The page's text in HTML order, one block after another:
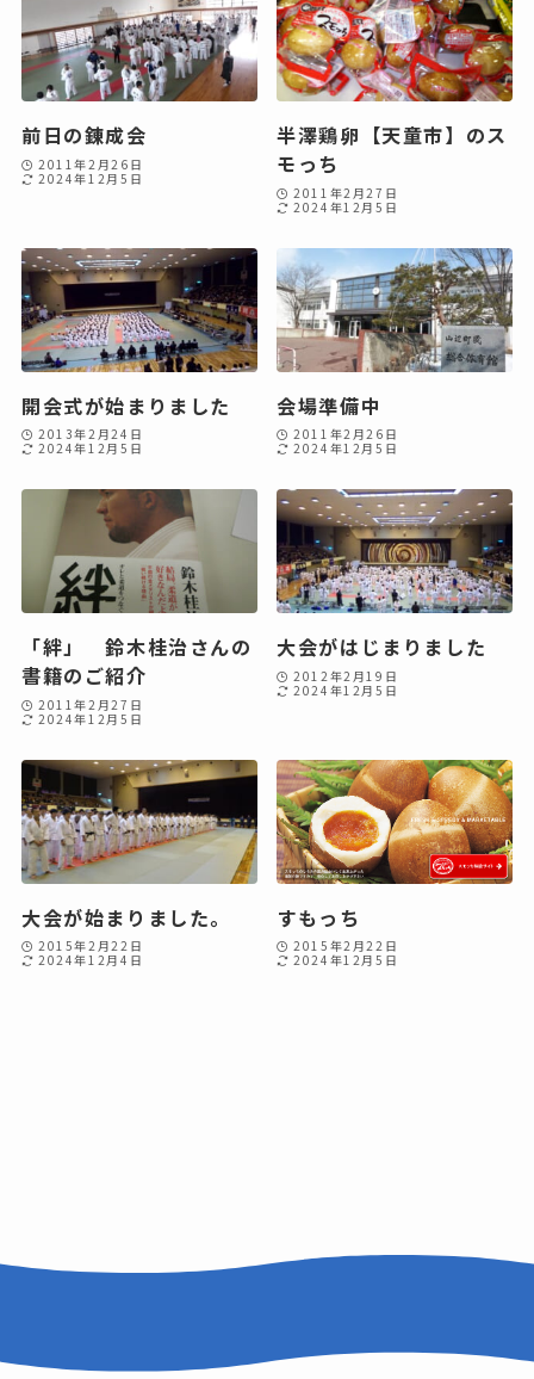
前日の錬成会
2011年2月26日
2024年12月5日
半澤鶏卵【天童市】のス
モっち
2011年2月27日
2024年12月5日
開会式が始まりました
2013年2月24日
2024年12月5日
会場準備中
2011年2月26日
2024年12月5日
「絆」 鈴木桂治さんの
書籍のご紹介
2011年2月27日
2024年12月5日
大会がはじまりました
2012年2月19日
2024年12月5日
大会が始まりました。
2015年2月22日
2024年12月4日
すもっち
2015年2月22日
2024年12月5日